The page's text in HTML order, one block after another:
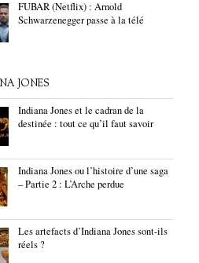
FUBAR (Netflix) : Arnold
Schwarzenegger passe à la télé
JONES
Indiana Jones et le cadran de la
destinée : tout ce qu’il faut savoir
Indiana Jones ou l’histoire d’une saga
– Partie 2 : L’Arche perdue
Les artefacts d’Indiana Jones sont-ils
réels ?